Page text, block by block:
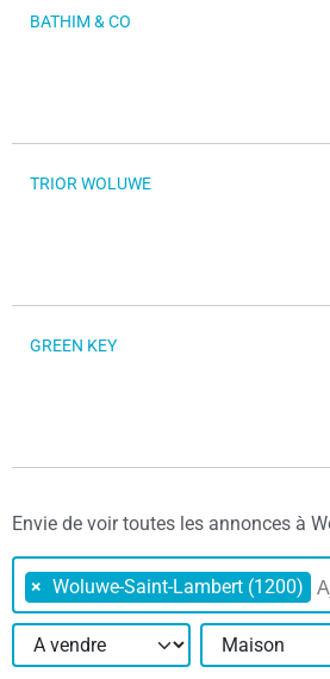
BATHIM & CO
TRIOR WOLUWE
GREEN KEY
Envie de voir toutes les annonces à
× Woluwe-Saint-Lambert (1200)